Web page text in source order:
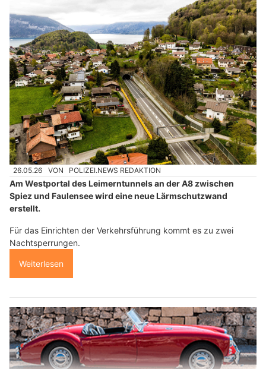
26.05.26 VON POLIZEI.NEWS REDAKTION
Am Westportal des Leimerntunnels an der A8 zwischen
Spiez und Faulensee wird eine neue Lärmschutzwand
erstellt.
Für das Einrichten der Verkehrsführung kommt es zu zwei
Nachtsperrungen.
Weiterlesen